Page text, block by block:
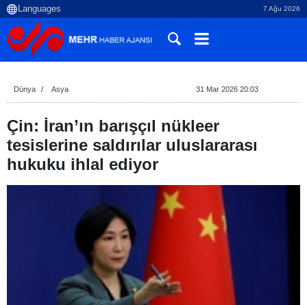
7 Ağu 2026
Dünya Asya 31 Mar 2026 20:03
Çin: İran’ın barışçıl nükleer
tesislerine saldırılar uluslararası
hukuku ihlal ediyor